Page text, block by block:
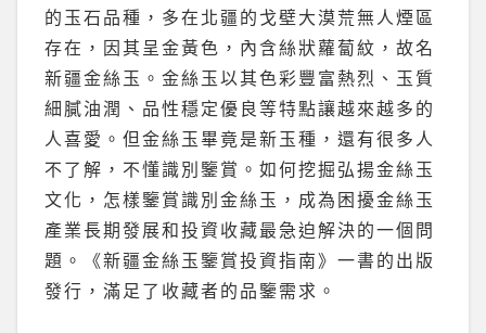
的玉石品種，多在北疆的戈壁大漠荒無人煙區
存在，因其呈金黃色，內含絲狀蘿蔔紋，故名
新疆金絲玉。金絲玉以其色彩豐富熱烈、玉質
細膩油潤、品性穩定優良等特點讓越來越多的
人喜愛。但金絲玉畢竟是新玉種，還有很多人
不了解，不懂識別鑒賞。如何挖掘弘揚金絲玉
文化，怎樣鑒賞識別金絲玉，成為困擾金絲玉
產業長期發展和投資收藏最急迫解決的一個問
題。《新疆金絲玉鑒賞投資指南》一書的出版
發行，滿足了收藏者的品鑒需求。